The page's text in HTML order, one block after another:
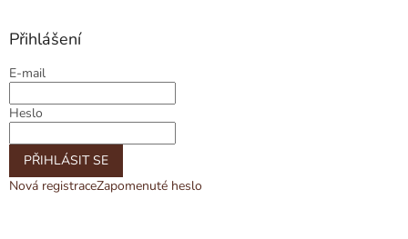
Přihlášení
E-mail
Heslo
PŘIHLÁSIT SE
Nová registraceZapomenuté heslo